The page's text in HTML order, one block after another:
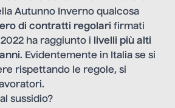
Autunno Inverno qualcosa
di contratti regolari firmati
ha raggiunto i
livelli più alti
. Evidentemente in Italia se si
rispettando le regole, si
sussidio?